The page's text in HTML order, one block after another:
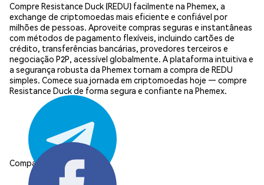
Compre Resistance Duck (REDU) facilmente na Phemex, a
exchange de criptomoedas mais eficiente e confiável por
milhões de pessoas. Aproveite compras seguras e instantâneas
com métodos de pagamento flexíveis, incluindo cartões de
crédito, transferências bancárias, provedores terceiros e
negociação P2P, acessível globalmente. A plataforma intuitiva e
a segurança robusta da Phemex tornam a compra de REDU
simples. Comece sua jornada em criptomoedas hoje — compre
Resistance Duck de forma segura e confiante na Phemex.
Compartilhar: